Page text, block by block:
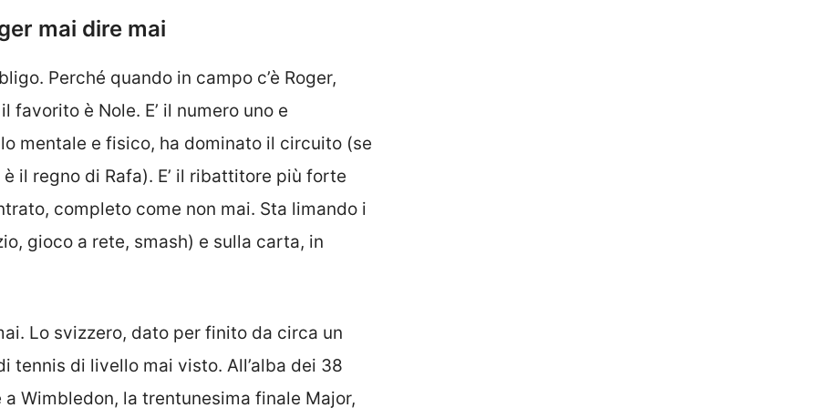
mai dire mai
Perché quando in campo c’è Roger,
è Nole. E’ il numero uno e
mentale e fisico, ha dominato il circuito (se
il regno di Rafa). E’ il ribattitore più forte
completo come non mai. Sta limando i
gioco a rete, smash) e sulla carta, in
Lo svizzero, dato per finito da circa un
tennis di livello mai visto. All’alba dei 38
Wimbledon, la trentunesima finale Major,